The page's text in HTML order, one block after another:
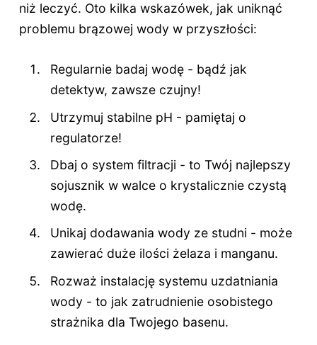
niż leczyć. Oto kilka wskazówek, jak uniknąć
problemu brązowej wody w przyszłości:
Regularnie badaj wodę - bądź jak
detektyw, zawsze czujny!
Utrzymuj stabilne pH - pamiętaj o
regulatorze!
Dbaj o system filtracji - to Twój najlepszy
sojusznik w walce o krystalicznie czystą
wodę.
Unikaj dodawania wody ze studni - może
zawierać duże ilości żelaza i manganu.
Rozważ instalację systemu uzdatniania
wody - to jak zatrudnienie osobistego
strażnika dla Twojego basenu.